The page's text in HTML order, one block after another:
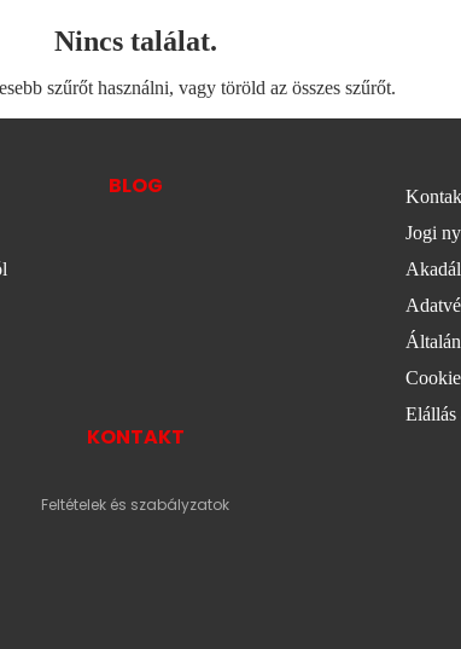
BLOG
KONTAKT
Nincs találat.
szűrőt használni, vagy töröld az összes szűrőt.
Jogi
Elállás
Feltételek és szabályzatok
Jogi közlemény